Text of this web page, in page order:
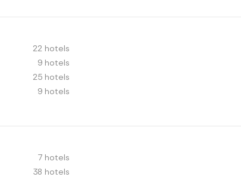
22 hotels
9 hotels
25 hotels
9 hotels
7 hotels
38 hotels